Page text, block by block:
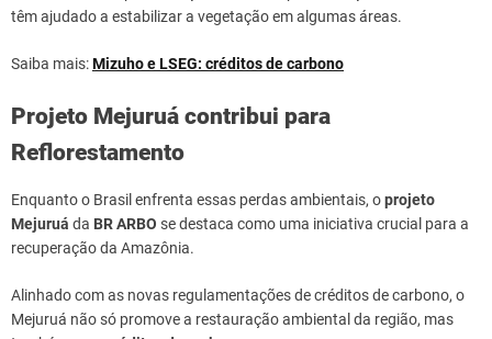
têm ajudado a estabilizar a vegetação em algumas áreas.
Saiba mais:Mizuho e LSEG: créditos de carbono
Projeto Mejuruá contribui para
Reflorestamento
Enquanto o Brasil enfrenta essas perdas ambientais, oprojeto
Mejuruá da BR ARBO se destaca como uma iniciativa crucial para a
recuperação da Amazônia.
Alinhado com as novas regulamentações de créditos de carbono, o
Mejuruá não só promove a restauração ambiental da região, mas